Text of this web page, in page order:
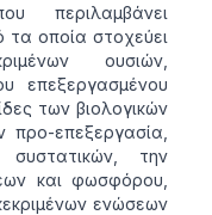
περιλαμβάνει
τα οποία στοχεύει
ουσιών,
επεξεργασμένου
των βιολογικών
προ-επεξεργασία,
την
και φωσφόρου,
ενώσεων